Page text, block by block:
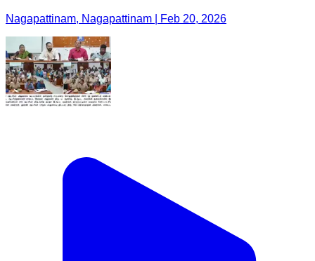
Nagapattinam, Nagapattinam | Feb 20, 2026